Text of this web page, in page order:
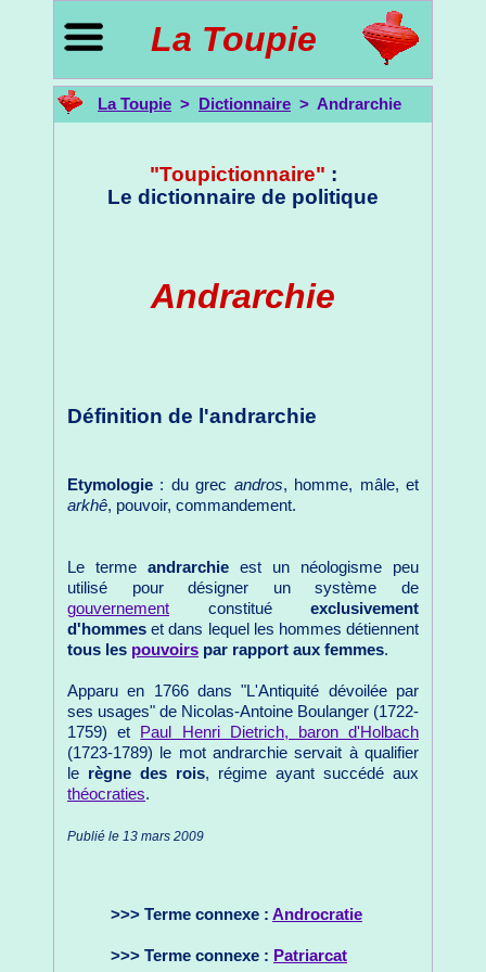
La Toupie
La Toupie > Dictionnaire > Andrarchie
"Toupictionnaire" :
Le dictionnaire de politique
Andrarchie
Définition de l'andrarchie
Etymologie : du grec andros, homme, mâle, et
arkhê, pouvoir, commandement.
Le terme andrarchie est un néologisme peu
utilisé pour désigner un système de
gouvernement constitué exclusivement
d'hommes et dans lequel les hommes détiennent
tous les pouvoirs par rapport aux femmes.
Apparu en 1766 dans "L'Antiquité dévoilée par
ses usages" de Nicolas-Antoine Boulanger (1722-
1759) et
Paul Henri Dietrich, baron d'Holbach
(1723-1789) le mot andrarchie servait à qualifier
le règne des rois, régime ayant succédé aux
théocraties.
Publié le 13 mars 2009
>>> Terme connexe : Androcratie
>>> Terme connexe : Patriarcat